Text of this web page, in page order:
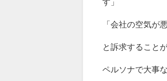
す」
「会社の空気が
と訴求すること
ペルソナで大事